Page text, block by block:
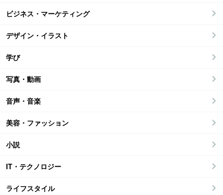
ビジネス・マーケティング
デザイン・イラスト
学び
写真・動画
音声・音楽
美容・ファッション
小説
IT・テクノロジー
ライフスタイル